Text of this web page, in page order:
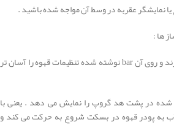
نمایشگر عقربه در وسط آن مواجه شده باشید .
ها :
قهوه ساز هایی که گیج فشار دارند و روی آن bar نوشته شده تنظیمات قهوه را آسان تر
شده در پشت هد گروپ را نمایش می دهد . یعنی با
به پودر قهوه در بسکت شروع به حرکت می کند و